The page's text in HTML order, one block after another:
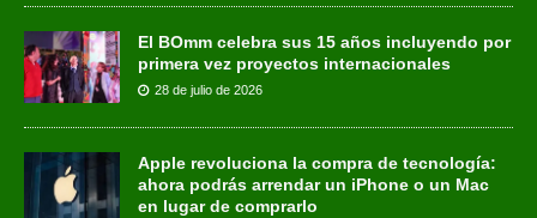
El BOmm celebra sus 15 años incluyendo por
primera vez proyectos internacionales
28 de julio de 2026
Apple revoluciona la compra de tecnología:
ahora podrás arrendar un iPhone o un Mac
en lugar de comprarlo